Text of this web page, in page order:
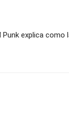
Punk explica como